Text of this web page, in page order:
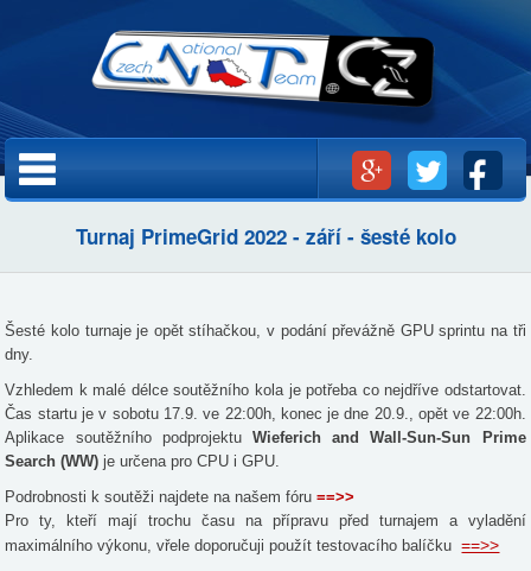
hlavnímu
obsahu
Hlavní menu
Turnaj PrimeGrid 2022 - září - šesté kolo
Šesté kolo turnaje je opět stíhačkou, v podání převážně GPU sprintu na tři
dny.
Vzhledem k malé délce soutěžního kola je potřeba co nejdříve odstartovat.
Čas startu je v sobotu 17.9. ve 22:00h, konec je dne 20.9., opět ve 22:00h.
Aplikace soutěžního podprojektu Wieferich and Wall-Sun-Sun Prime
Search (WW) je určena pro CPU i GPU.
Podrobnosti k soutěži najdete na našem fóru ==>>
Pro ty, kteří mají trochu času na přípravu před turnajem a vyladění
maximálního výkonu, vřele doporučuji použít testovacího balíčku==>>